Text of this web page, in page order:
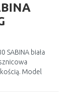
SABINA biała
Model